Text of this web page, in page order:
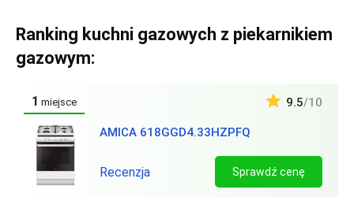
Ranking kuchni gazowych z piekarnikiem
gazowym:
1 miejsce
AMICA 618GGD4.33HZPFQ
9.5/10
Recenzja Sprawdź cenę